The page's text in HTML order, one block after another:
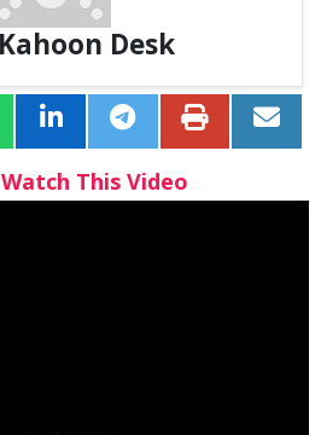
Desk
This Video